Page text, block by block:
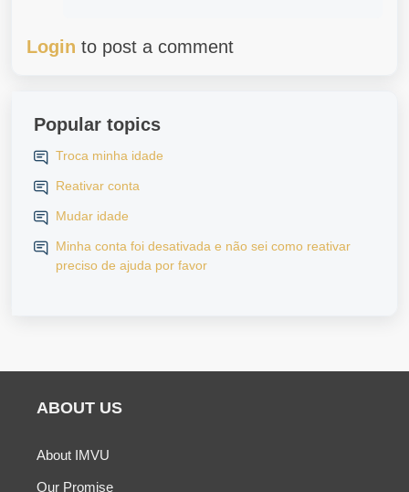
Login to post a comment
Popular topics
Troca minha idade
Reativar conta
Mudar idade
Minha conta foi desativada e não sei como reativar
preciso de ajuda por favor
ABOUT US
About IMVU
Our Promise